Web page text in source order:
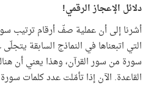
دلائل الإعجاز الرقمي!
أشرنا إلى أن عملية صفّ أرقام ترتيب سور
القاعدة. الآن إذا تأمّلت عدد كلمات سورة